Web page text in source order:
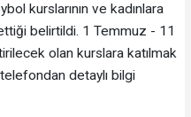
kurslarının ve kadınlara
belirtildi. 1 Temmuz - 11
olan kurslara katılmak
detaylı bilgi